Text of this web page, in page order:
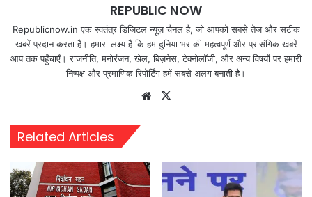
REPUBLIC NOW
Republicnow.in एक स्वतंत्र डिजिटल न्यूज़ चैनल है, जो आपको सबसे तेज और सटीक
खबरें प्रदान करता है। हमारा लक्ष्य है कि हम दुनिया भर की महत्वपूर्ण और प्रासंगिक खबरें
आप तक पहुँचाएँ। राजनीति, मनोरंजन, खेल, बिज़नेस, टेक्नोलॉजी, और अन्य विषयों पर हमारी
निष्पक्ष और प्रमाणिक रिपोर्टिंग हमें सबसे अलग बनाती है।
Website
Related Articles